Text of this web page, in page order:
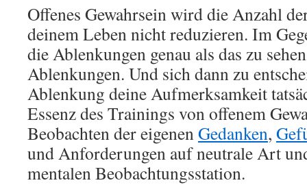
Offenes Gewahrsein wird die Anzahl
deinem Leben nicht reduzieren. Im
die Ablenkungen genau als das zu
Ablenkungen. Und sich dann zu
Ablenkung deine Aufmerksamkeit
Essenz des Trainings von offenem
Beobachten der eigenenGedanken,
und Anforderungen auf neutrale Art
mentalen Beobachtungsstation.